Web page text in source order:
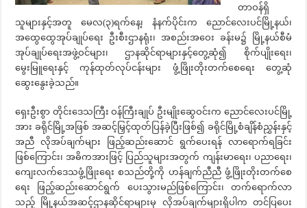
တာဝန်ရှိ
သူများနှင့်အတူ မေလ(၃)ရက်နေ့၊ နံနက်ပိုင်းက ညောင်လေးပင်မြို့နယ်၊
အထွေထွေအုပ်ချုပ်ရေး ဦးစီးဌာနရုံး၊ အစည်းအဝေး ခန်းမ၌ မြို့နယ်စီမံ
အုပ်ချုပ်ရေးအဖွဲ့ဝင်များ၊ ဌာနဆိုင်ရာများနှင့်တွေ့ဆုံ၍ စိုက်ပျိုးရေး၊
မွေးမြူရေးနှင့် ကုန်ထုတ်လုပ်ငန်းများ ဖွံ့ဖြိုးတိုးတက်စေရေး တွေ့ဆုံ
ဆွေးနွေးခဲ့သည်။
ရှေးဦးစွာ တိုင်းဒေသကြီး ဝန်ကြီးချုပ် ဦးမျိုးဆွေဝင်းက ညောင်လေးပင်မြို့
အား ခရိုင်မြို့အဖြစ် အဆင့်မြှင့်ထုတ်ပြန်ခဲ့ပြီးဖြစ်၍ ခရိုင်မြို့စံချိန်စံညွှန်းနှင့်
အညီ လိုအပ်ချက်များ ဖြည့်ဆည်းဆောင် ရွက်ပေးရန် လာရောက်ရခြင်း
ဖြစ်ကြောင်း၊ အဓိကအားဖြင့် ပြည်သူများအတွက် ကျန်းမာရေး၊ ပညာရေး၊
ကျေးလက်ဒေသဖွံ့ဖြိုးရေး စသည်တို့ကို ဟန်ချက်ညီညီ ဖွံ့ဖြိုးတိုးတက်စေ
ရေး ဖြည့်ဆည်းဆောင်ရွက် ပေးသွားမည်ဖြစ်ကြောင်း၊ တက်ရောက်လာ
သည့် မြို့နယ်အဆင့်ဌာနဆိုင်ရာများမှ လိုအပ်ချက်များရှိပါက တင်ပြပေး